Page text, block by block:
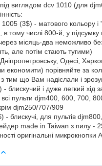
виглядом dcv 1010 (для
(3$) - матового кольору і
в тому числі 800-й, у
місяць-два неможливо
але потім стають тугими)
Одесі,
економити) порівняйте за
тим що Вам надіслали і
блискучий і дуже легкий хід
всі пульти djm400, 600, 700,
djm250/707/909
- блискучі, для пультів
made in Taiwan з пилу -
оригінальні микрокнопки